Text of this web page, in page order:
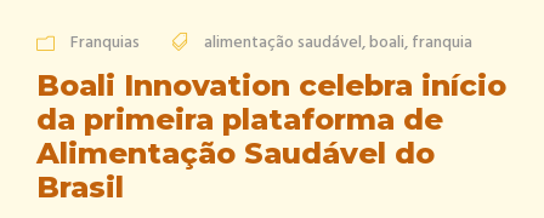
Franquias alimentação saudável,boali,franquia
Boali Innovation celebra início
da primeira plataforma de
Alimentação Saudável do
Brasil